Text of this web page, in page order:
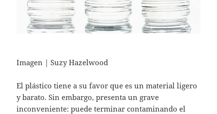
Imagen | Suzy Hazelwood
El plástico tiene a su favor que es un material ligero
y barato. Sin embargo, presenta un grave
inconveniente: puede terminar contaminando el